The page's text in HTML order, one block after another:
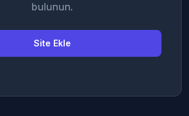
bulunun.
Site Ekle